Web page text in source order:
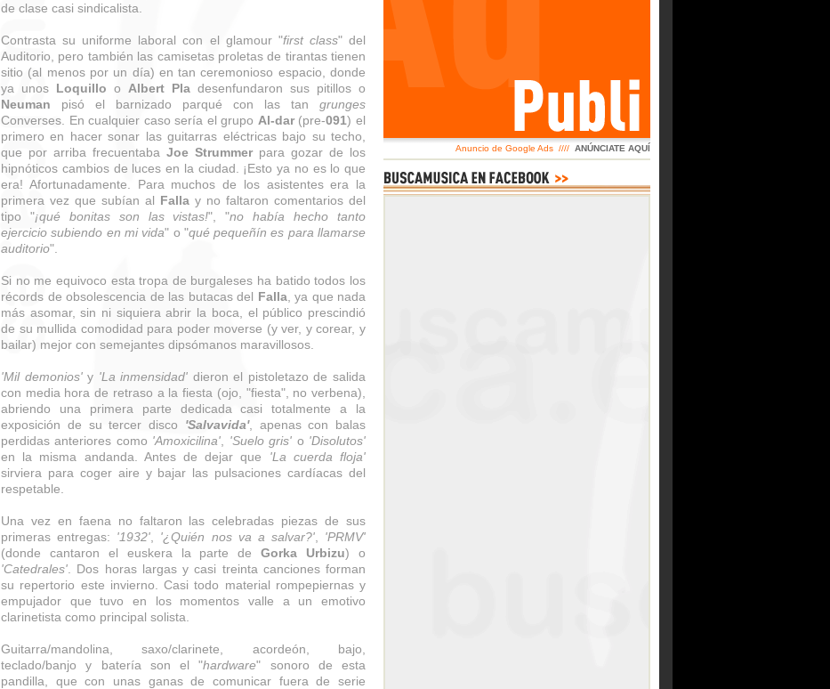
de clase casi sindicalista.
Contrasta su uniforme laboral con el glamour "first class" del
Auditorio, pero también las camisetas proletas de tirantas tienen
sitio (al menos por un día) en tan ceremonioso espacio, donde
ya unos Loquillo o Albert Pla desenfundaron sus pitillos o
Neuman pisó el barnizado parqué con las tan grunges
Converses. En cualquier caso sería el grupo Al-dar(pre-091) el
primero en hacer sonar las guitarras eléctricas bajo su techo,
que por arriba frecuentaba Joe Strummer para gozar de los
hipnóticos cambios de luces en la ciudad. ¡Esto ya no es lo que
era! Afortunadamente. Para muchos de los asistentes era la
primera vez que subían al Falla y no faltaron comentarios del
tipo "¡qué bonitas son las vistas!", "no había hecho tanto
ejercicio subiendo en mi vida" o "qué pequeñín es para llamarse
auditorio".
Si no me equivoco esta tropa de burgaleses ha batido todos los
récords de obsolescencia de las butacas del Falla, ya que nada
más asomar, sin ni siquiera abrir la boca, el público prescindió
de su mullida comodidad para poder moverse (y ver, y corear, y
bailar) mejor con semejantes dipsómanos maravillosos.
'Mil demonios'y 'La inmensidad' dieron el pistoletazo de salida
con media hora de retraso a la fiesta (ojo, "fiesta", no verbena),
abriendo una primera parte dedicada casi totalmente a la
exposición de su tercer disco 'Salvavida', apenas con balas
perdidas anteriores como 'Amoxicilina' 'Suelo gris' o 'Disolutos'
en la misma andanda. Antes de dejar que 'La cuerda floja'
sirviera para coger aire y bajar las pulsaciones cardíacas del
respetable.
Una vez en faena no faltaron las celebradas piezas de sus
primeras entregas: '1932' '¿Quién nos va a salvar?', 'PRMV'
(donde cantaron el euskera la parte deGorka Urbizu) o
'Catedrales' . Dos horas largas y casi treinta canciones forman
su repertorio este invierno. Casi todo material rompepiernas y
empujador que tuvo en los momentos valle a un emotivo
clarinetista como principal solista.
Guitarra/mandolina, saxo/clarinete, acordeón, bajo,
teclado/banjo y batería son el "hardware" sonoro de esta
pandilla, que con unas ganas de comunicar fuera de serie
Anuncio de Google Ads //// ANÚNCIATE AQUÍ